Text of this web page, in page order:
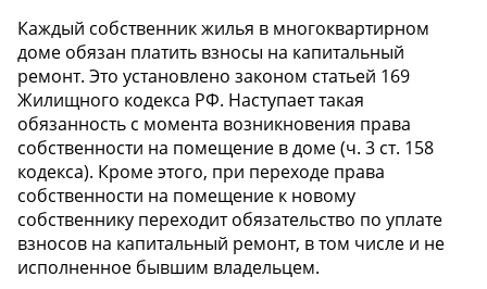
Каждый собственник жилья в многоквартирном
доме обязан платить взносы на капитальный
ремонт. Это установлено законом статьей 169
Жилищного кодекса РФ. Наступает такая
обязанность с момента возникновения права
собственности на помещение в доме (ч. 3 ст. 158
кодекса). Кроме этого, при переходе права
собственности на помещение к новому
собственнику переходит обязательство по уплате
взносов на капитальный ремонт, в том числе и не
исполненное бывшим владельцем.